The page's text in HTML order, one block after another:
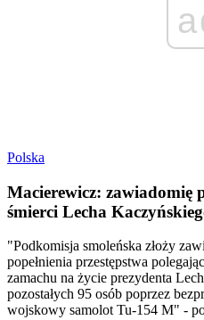
Polska
Macierewicz: zawiadomię
śmierci Lecha
"Podkomisja smoleńska złoży
popełnienia przestępstwa
zamachu na życie prezydenta
pozostałych 95 osób poprzez
wojskowy samolot Tu-154 M" -